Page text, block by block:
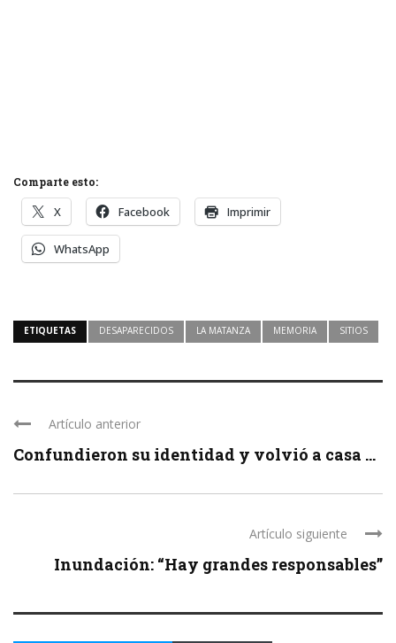
Comparte esto:
X Facebook Imprimir
WhatsApp
ETIQUETAS DESAPARECIDOS LA MATANZA MEMORIA SITIOS
Artículo anterior
Confundieron su identidad y volvió a casa ...
Artículo siguiente
Inundación: “Hay grandes responsables”